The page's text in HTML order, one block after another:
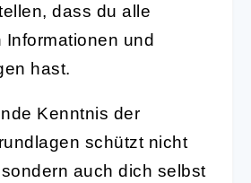
dass du alle
Informationen und
hast.
Kenntnis der
schützt nicht
auch dich selbst